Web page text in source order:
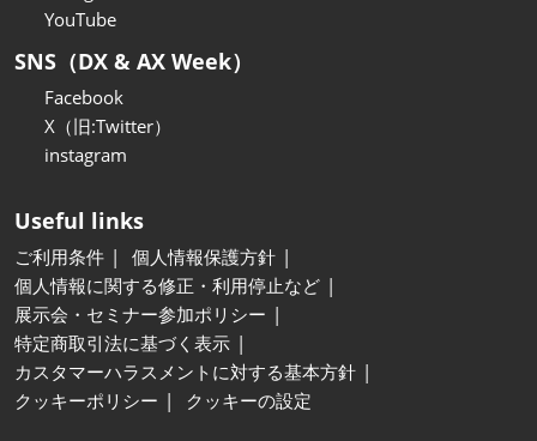
YouTube
SNS（DX & AX Week）
Facebook
X（旧:Twitter）
instagram
Useful links
ご利用条件
個人情報保護方針
個人情報に関する修正・利用停止など
展示会・セミナー参加ポリシー
特定商取引法に基づく表示
カスタマーハラスメントに対する基本方針
クッキーポリシー
クッキーの設定